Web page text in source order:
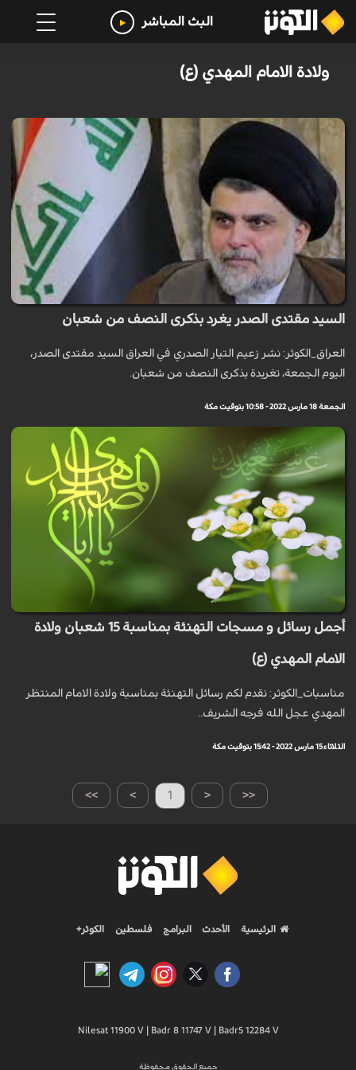
البث المباشر
ولادة الامام المهدي (ع)
السيد مقتدى الصدر يغرد بذكرى النصف من شعبان
العراق_الكوثر: نشر زعيم التيار الصدري في العراق السيد مقتدى الصدر،
اليوم الجمعة، تغريدة بذكرى النصف من شعبان.
الجمعة 18 مارس 2022 - 10:58 بتوقيت مكة
أجمل رسائل و مسجات التهنئة بمناسبة 15 شعبان ولادة
الامام المهدي (ع)
مناسبات_الكوثر: نقدم لكم رسائل التهنئة بمناسبة ولادة الامام المنتظر
المهدي عجل الله فرجه الشريف..
الثلاثاء 15 مارس 2022 - 15:42 بتوقيت مكة
>> > 1 < <<
الرئيسية الأحدث البرامج فلسطين الكوثر+
Nilesat 11900 V | Badr 8 11747 V | Badr5 12284 V
جميع الحقوق محفوظة